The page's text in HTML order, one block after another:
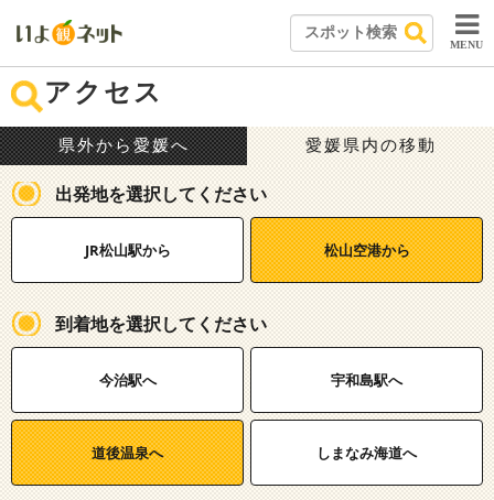
MENU
アクセス
県外から愛媛へ 愛媛県内の移動
出発地を選択してください
JR松山駅から 松山空港から
到着地を選択してください
今治駅へ 宇和島駅へ
道後温泉へ しまなみ海道へ